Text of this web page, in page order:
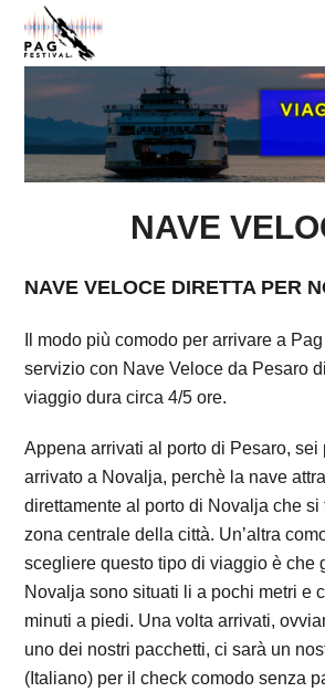
NAVE
NAVE VELOCE DIRETTA PER
Il modo più comodo per arrivare a Pag
servizio con Nave Veloce da Pesaro
viaggio dura circa 4/5 ore.
Appena arrivati al porto di Pesaro, sei
arrivato a Novalja, perchè la nave
direttamente al porto di Novalja che
zona centrale della città. Un’altra
scegliere questo tipo di viaggio è che
Novalja sono situati li a pochi metri e
minuti a piedi. Una volta arrivati,
uno dei nostri pacchetti, ci sarà un
(Italiano) per il check comodo senza